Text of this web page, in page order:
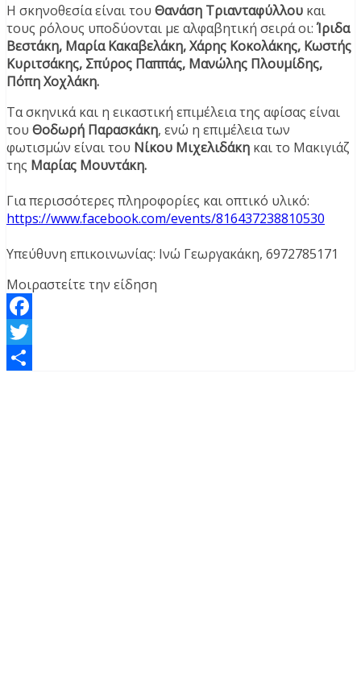
Η σκηνοθεσία είναι του Θανάση Τριανταφύλλου και
τους ρόλους υποδύονται με αλφαβητική σειρά οι: Ίριδα
Βεστάκη, Μαρία Κακαβελάκη, Χάρης Κοκολάκης, Κωστής
Κυριτσάκης, Σπύρος Παππάς, Μανώλης Πλουμίδης,
Πόπη Χοχλάκη.
Τα σκηνικά και η εικαστική επιμέλεια της αφίσας είναι
του Θοδωρή Παρασκάκη, ενώ η επιμέλεια των
φωτισμών είναι του Νίκου Μιχελιδάκη και το Μακιγιάζ
της Μαρίας Μουντάκη.
Για περισσότερες πληροφορίες και οπτικό υλικό:
https://www.facebook.com/events/816437238810530
Υπεύθυνη επικοινωνίας: Ινώ Γεωργακάκη, 6972785171
Μοιραστείτε την είδηση
Facebook
Twitter